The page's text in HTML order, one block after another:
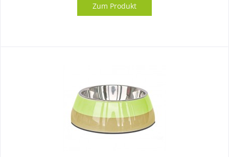
Zum Produkt